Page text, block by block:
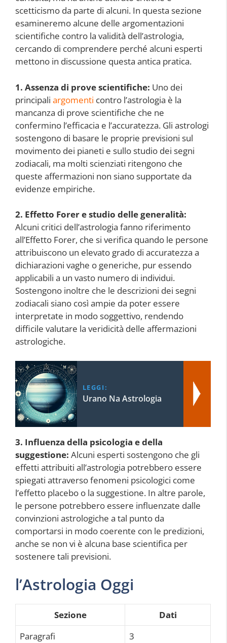
scetticismo da parte di alcuni. In questa sezione
esamineremo alcune delle argomentazioni
scientifiche contro la validità dell’astrologia,
cercando di comprendere perché alcuni esperti
mettono in discussione questa antica pratica.
1. Assenza di prove scientifiche: Uno dei
principali argomenti contro l’astrologia è la
mancanza di prove scientifiche che ne
confermino l’efficacia e l’accuratezza. Gli astrologi
sostengono di basare le proprie previsioni sul
movimento dei pianeti e sullo studio dei segni
zodiacali, ma molti scienziati ritengono che
queste affermazioni non siano supportate da
evidenze empiriche.
2. Effetto Forer e studio delle generalità:
Alcuni critici dell’astrologia fanno riferimento
all’Effetto Forer, che si verifica quando le persone
attribuiscono un elevato grado di accuratezza a
dichiarazioni vaghe o generiche, pur essendo
applicabili a un vasto numero di individui.
Sostengono inoltre che le descrizioni dei segni
zodiacali siano così ampie da poter essere
interpretate in modo soggettivo, rendendo
difficile valutare la veridicità delle affermazioni
astrologiche.
LEGGI:
Urano Na Astrologia
3. Influenza della psicologia e della
suggestione: Alcuni esperti sostengono che gli
effetti attribuiti all’astrologia potrebbero essere
spiegati attraverso fenomeni psicologici come
l’effetto placebo o la suggestione. In altre parole,
le persone potrebbero essere influenzate dalle
convinzioni astrologiche a tal punto da
comportarsi in modo coerente con le predizioni,
anche se non vi è alcuna base scientifica per
sostenere tali previsioni.
l’Astrologia Oggi
Sezione
Dati
Paragrafi
3